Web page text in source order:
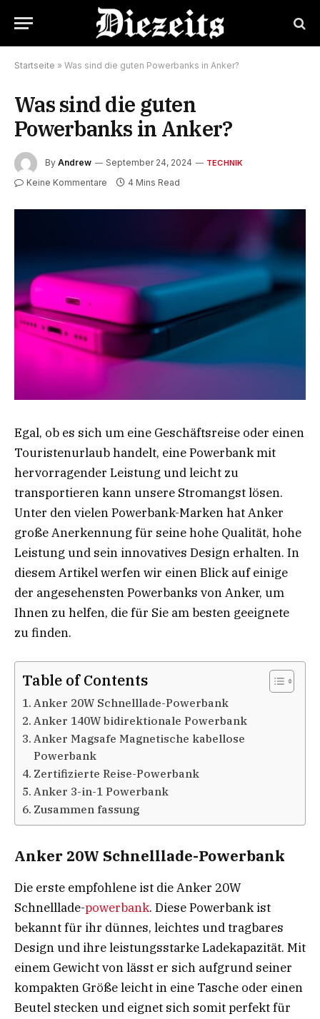
Startseite » Was sind die guten Powerbanks in Anker?
Was sind die guten
Powerbanks in Anker?
By Andrew September 24, 2024 TECHNIK
Keine Kommentare 4 Mins Read
Egal, ob es sich um eine Geschäftsreise oder einen
Touristenurlaub handelt, eine Powerbank mit
hervorragender Leistung und leicht zu
transportieren kann unsere Stromangst lösen.
Unter den vielen Powerbank-Marken hat Anker
große Anerkennung für seine hohe Qualität, hohe
Leistung und sein innovatives Design erhalten. In
diesem Artikel werfen wir einen Blick auf einige
der angesehensten Powerbanks von Anker, um
Ihnen zu helfen, die für Sie am besten geeignete
zu finden.
Table of Contents
Anker 20W Schnelllade-Powerbank
Anker 140W bidirektionale Powerbank
Anker Magsafe Magnetische kabellose
Powerbank
Zertifizierte Reise-Powerbank
Anker 3-in-1 Powerbank
Zusammen fassung
Anker 20W Schnelllade-Powerbank
Die erste empfohlene ist die Anker 20W
Schnelllade-powerbank. Diese Powerbank ist
bekannt für ihr dünnes, leichtes und tragbares
Design und ihre leistungsstarke Ladekapazität. Mit
einem Gewicht von lässt er sich aufgrund seiner
kompakten Größe leicht in eine Tasche oder einen
Beutel stecken und eignet sich somit perfekt für